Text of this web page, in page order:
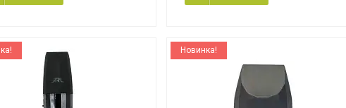
Новинка!